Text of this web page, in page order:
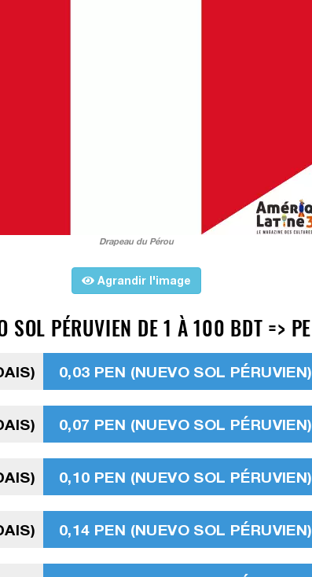
Drapeau du Pérou
Agrandir l'image
SOL PÉRUVIEN DE 1 À 100 BDT =>
0,03 PEN (NUEVO SOL PÉRUVIEN)
0,07 PEN (NUEVO SOL PÉRUVIEN)
0,10 PEN (NUEVO SOL PÉRUVIEN)
0,14 PEN (NUEVO SOL PÉRUVIEN)